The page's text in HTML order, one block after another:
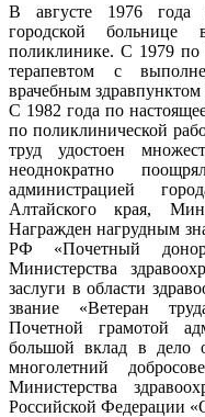
В августе 1976 года
городской больни­це
поликлинике. С 1979 по
терапевтом с
врачебным
С 1982 года по
по поликлинической
труд удостоен
неоднократно
администрацией
Алтайского края,
Награжден нагрудным
РФ «Почетный
Министерства
заслуги в области
звание «Ветеран
Почетной грамотой
большой вклад в дело
многолетний
Министерства
Российской Федерации